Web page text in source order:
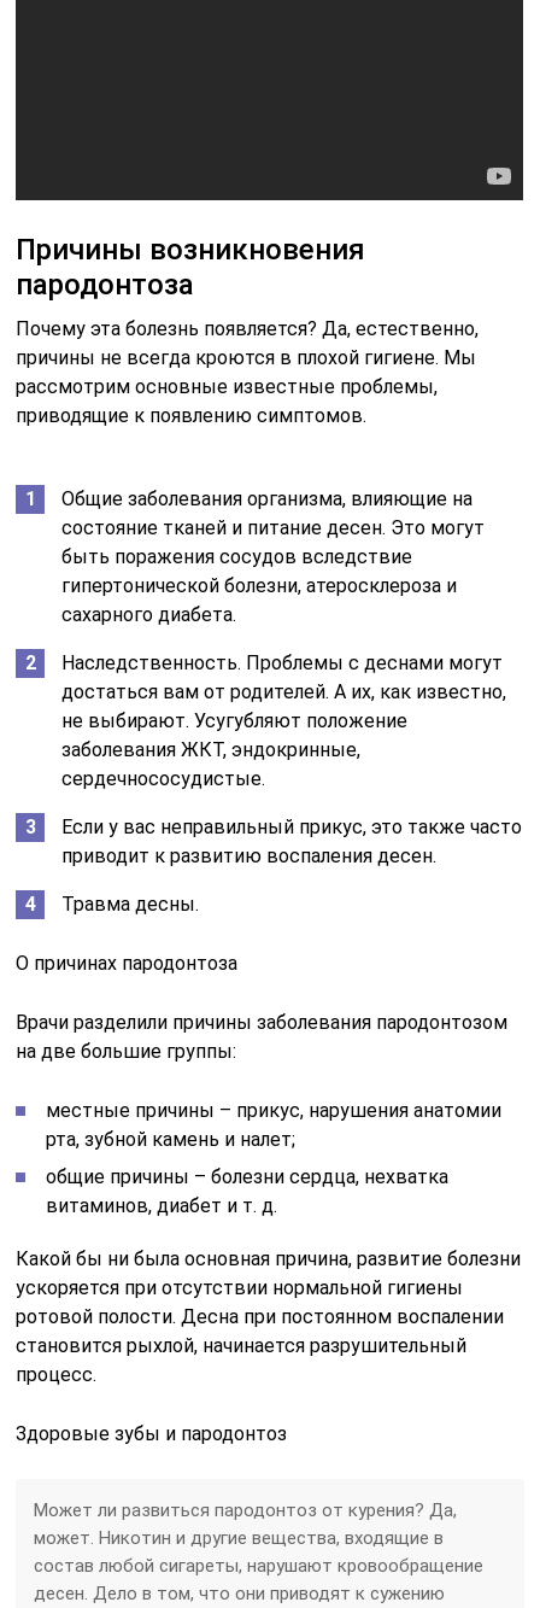
Причины возникновения
пародонтоза
Почему эта болезнь появляется? Да, естественно,
причины не всегда кроются в плохой гигиене. Мы
рассмотрим основные известные проблемы,
приводящие к появлению симптомов.
Общие заболевания организма, влияющие на
состояние тканей и питание десен. Это могут
быть поражения сосудов вследствие
гипертонической болезни, атеросклероза и
сахарного диабета.
Наследственность. Проблемы с деснами могут
достаться вам от родителей. А их, как известно,
не выбирают. Усугубляют положение
заболевания ЖКТ, эндокринные,
сердечнососудистые.
Если у вас неправильный прикус, это также часто
приводит к развитию воспаления десен.
Травма десны.
О причинах пародонтоза
Врачи разделили причины заболевания пародонтозом
на две большие группы:
местные причины – прикус, нарушения анатомии
рта, зубной камень и налет;
общие причины – болезни сердца, нехватка
витаминов, диабет и т. д.
Какой бы ни была основная причина, развитие болезни
ускоряется при отсутствии нормальной гигиены
ротовой полости. Десна при постоянном воспалении
становится рыхлой, начинается разрушительный
процесс.
Здоровые зубы и пародонтоз
Может ли развиться пародонтоз от курения? Да,
может. Никотин и другие вещества, входящие в
состав любой сигареты, нарушают кровообращение
десен. Дело в том, что они приводят к сужению